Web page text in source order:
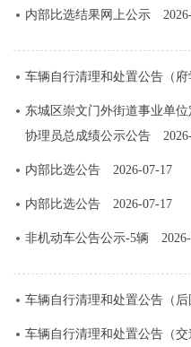
内部比选结果网上公示
车辆自行清理和处置公告（府
东城区崇文门外街道事业单
协理员总成绩公示公告
内部比选公告 2026-07-17
内部比选公告 2026-07-17
非机动车公告公示-5辆
车辆自行清理和处置公告（后
车辆自行清理和处置公告（交